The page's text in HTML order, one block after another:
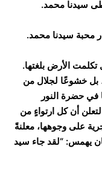
سيدنا محمد.
محبة سيدنا محمد.
تكلمت الأرض بلغتها.
بل خشوعًا لجلال من
في حضرة النور
أن كل ارتواءٍ من
على وجوهها، معلنةً
يهمس: “لقد جاء سيد